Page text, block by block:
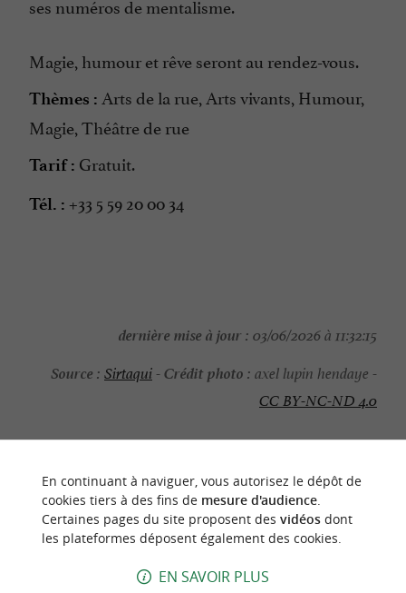
ses numéros de mentalisme.
Magie, humour et rêve seront au rendez-vous.
Thèmes : Arts de la rue, Arts vivants, Humour,
Magie, Théâtre de rue
Tarif : Gratuit.
Tél. : +33 5 59 20 00 34
dernière mise à jour : 03/06/2026 à 11:32:15
Source : Sirtaqui-Crédit photo : axel lupin hendaye -
CC BY-NC-ND 4.0
NOUS AVONS TESTÉPOUR VOUS
En continuant à naviguer, vous autorisez le dépôt de
cookies tiers à des fins de mesure d'audience.
Certaines pages du site proposent des vidéosdont
les plateformes déposent également des cookies.
EN SAVOIR PLUS